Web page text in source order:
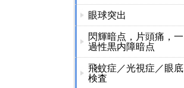
眼球突出
閃輝暗点，片頭痛，一
過性黒内障暗点
飛蚊症／光視症／眼底
検査